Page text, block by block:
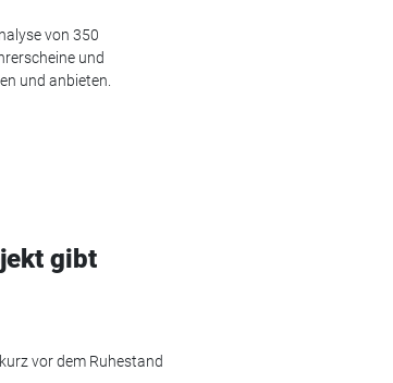
von 350
und
und anbieten.
gibt
vor dem Ruhestand